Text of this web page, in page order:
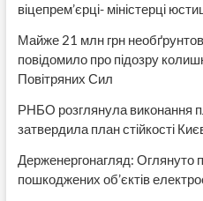
віцепрем’єрці- міністерці
Майже 21 млн грн
повідомило про підозру
Повітряних Сил
РНБО розглянула виконання
затвердила план стійкості
Держенергонагляд: Оглянуто
пошкоджених об’єктів